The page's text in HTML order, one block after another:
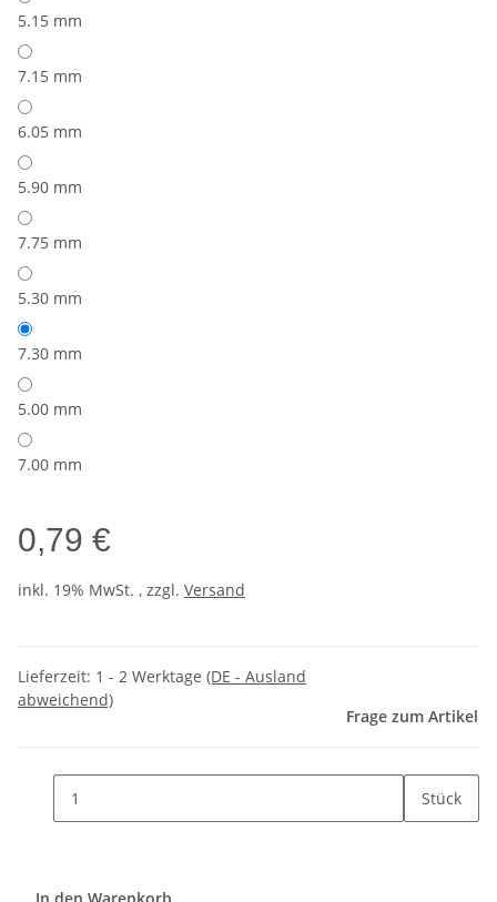
5.15 mm
7.15 mm
6.05 mm
5.90 mm
7.75 mm
5.30 mm
7.30 mm
5.00 mm
7.00 mm
0,79 €
inkl. 19% MwSt. , zzgl. Versand
Lieferzeit: 1 - 2 Werktage (DE - Ausland
abweichend)
Frage zum Artikel
Stück